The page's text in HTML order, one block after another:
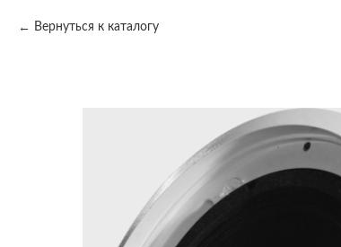
Вернуться к каталогу